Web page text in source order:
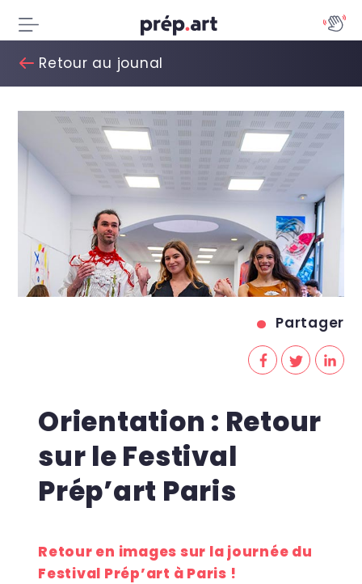
Retour au jounal
Partager
Orientation : Retour
sur le Festival
Prép’art Paris
Retour en images sur la journée du
Festival Prép’art à Paris !